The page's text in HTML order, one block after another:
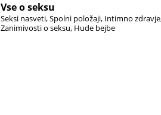
Vse o seksu
Seksi nasveti Spolni položaji Intimno zdravje
Zanimivosti o seksu Hude bejbe